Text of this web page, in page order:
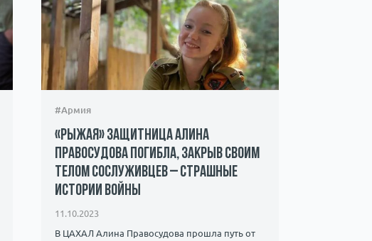
#Армия
«Рыжая» защитница Алина
Правосудова погибла, закрыв своим
телом сослуживцев – страшные
истории войны
11.10.2023
В ЦАХАЛ Алина Правосудова прошла путь от